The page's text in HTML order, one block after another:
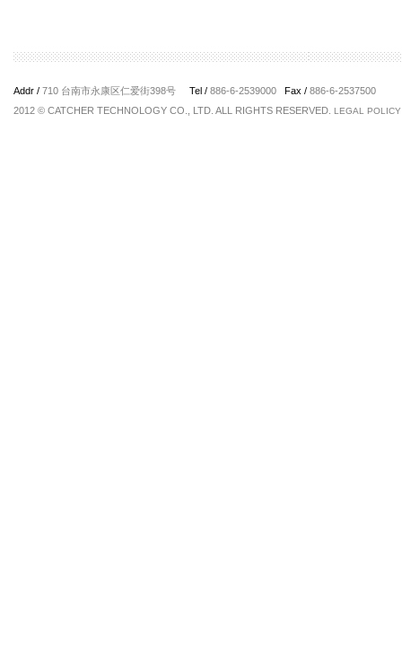
Addr / 710 台南市永康区仁爱街398号 Tel / 886-6-2539000 Fax / 886-6-2537500
2012 © CATCHER TECHNOLOGY CO., LTD. ALL RIGHTS RESERVED.
LEGAL POLICY